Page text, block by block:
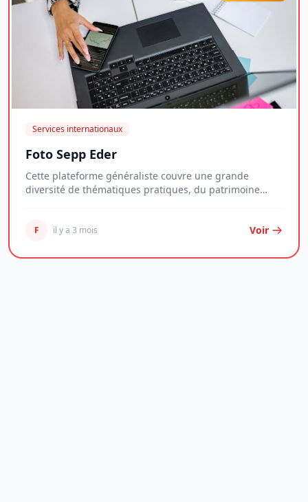
Services internationaux
Foto Sepp Eder
Cette plateforme généraliste couvre une grande
diversité de thématiques pratiques, du patrimoine
F il y a 3 mois Voir